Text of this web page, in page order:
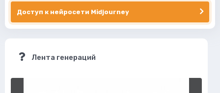
Доступ к нейросети Midjourney
Лента генераций